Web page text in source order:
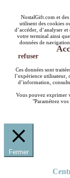
NostalGift.com et des
utilisent des cookies
d’accéder, d’analyser
votre terminal ainsi que
données de
refuser
Ces données sont
l’expérience utilisateur,
d’information,
Vous pouvez exprimer
"Paramétrez
Fermer